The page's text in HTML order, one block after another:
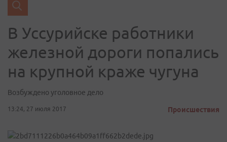
В Уссурийске работники
железной дороги попались
на крупной краже чугуна
Возбуждено уголовное дело
13:24, 27 июля 2017 Происшествия